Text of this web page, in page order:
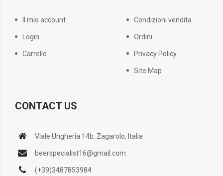
Il mio account
Login
Carrello
Condizioni vendita
Ordini
Privacy Policy
Site Map
CONTACT US
Viale Ungheria 14b, Zagarolo, Italia
beerspecialist16@gmail.com
(+39)3487853984